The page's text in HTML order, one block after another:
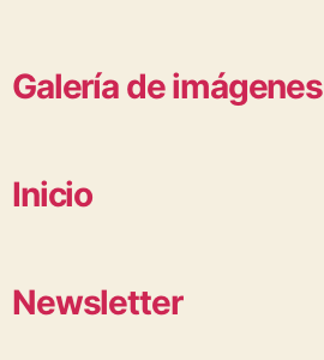
Galería de imágenes
Inicio
Newsletter